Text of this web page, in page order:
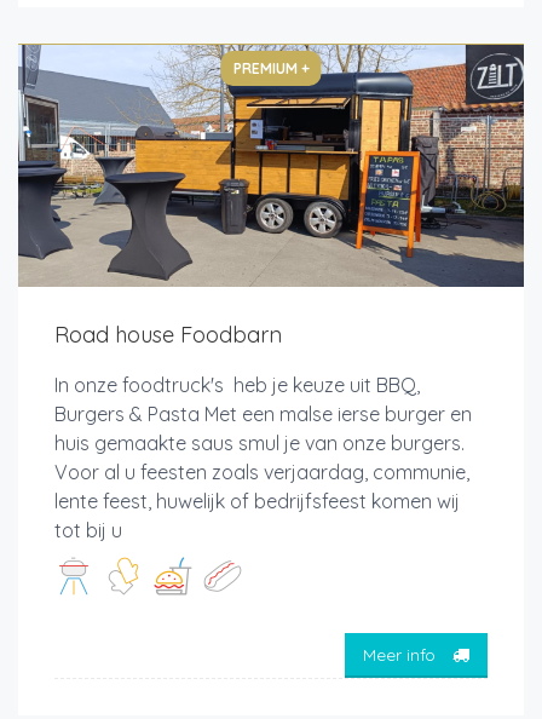
PREMIUM +
Road house Foodbarn
In onze foodtruck's heb je keuze uit BBQ,
Burgers & Pasta Met een malse ierse burger en
huis gemaakte saus smul je van onze burgers.
Voor al u feesten zoals verjaardag, communie,
lente feest, huwelijk of bedrijfsfeest komen wij
tot bij u
Meer info